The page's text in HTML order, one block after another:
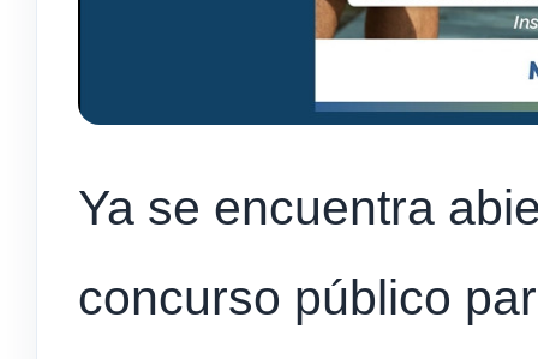
Ya se encuentra
concurso público